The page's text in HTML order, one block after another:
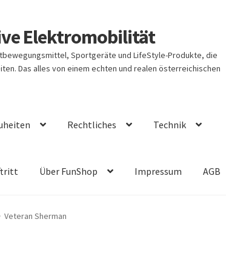
Elektromobilität
Sportgeräte und LifeStyle-Produkte, die
Das alles von einem echten und realen österreichischen
Rechtliches Technik
Über FunShop Impressum AGB
Veteran Sherman